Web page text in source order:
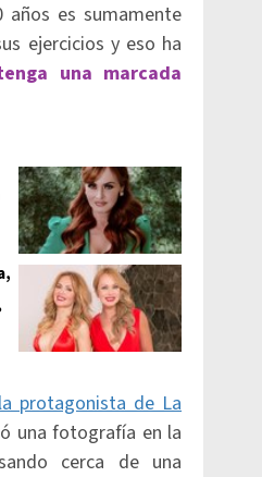
años es sumamente
ejercicios y eso ha
una marcada
protagonista de La
una fotografía en la
cerca de una